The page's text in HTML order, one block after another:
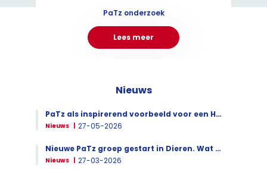
PaTz onderzoek
Lees meer
Nieuws
PaTz als inspirerend voorbeeld voor een Hecht Wijkverband
Nieuws 27-05-2026
Nieuwe PaTz groep gestart in Dieren. Wat helpt bij een succesvolle start?
Nieuws 27-03-2026